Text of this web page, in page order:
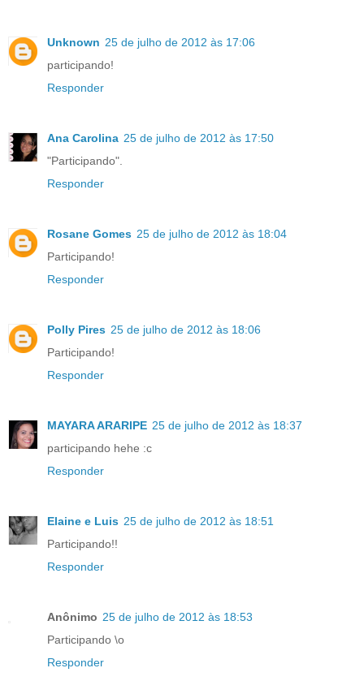
Unknown 25 de julho de 2012 às 17:06
participando!
Responder
Ana Carolina 25 de julho de 2012 às 17:50
"Participando".
Responder
Rosane Gomes 25 de julho de 2012 às 18:04
Participando!
Responder
Polly Pires 25 de julho de 2012 às 18:06
Participando!
Responder
MAYARA ARARIPE 25 de julho de 2012 às 18:37
participando hehe :c
Responder
Elaine e Luis 25 de julho de 2012 às 18:51
Participando!!
Responder
Anônimo 25 de julho de 2012 às 18:53
Participando \o
Responder